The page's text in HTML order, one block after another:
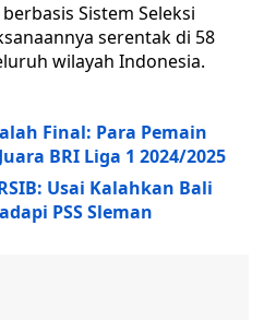
Sistem Seleksi
serentak di 58
wilayah Indonesia.
Final: Para Pemain
BRI Liga 1 2024/2025
Usai Kalahkan Bali
PSS Sleman